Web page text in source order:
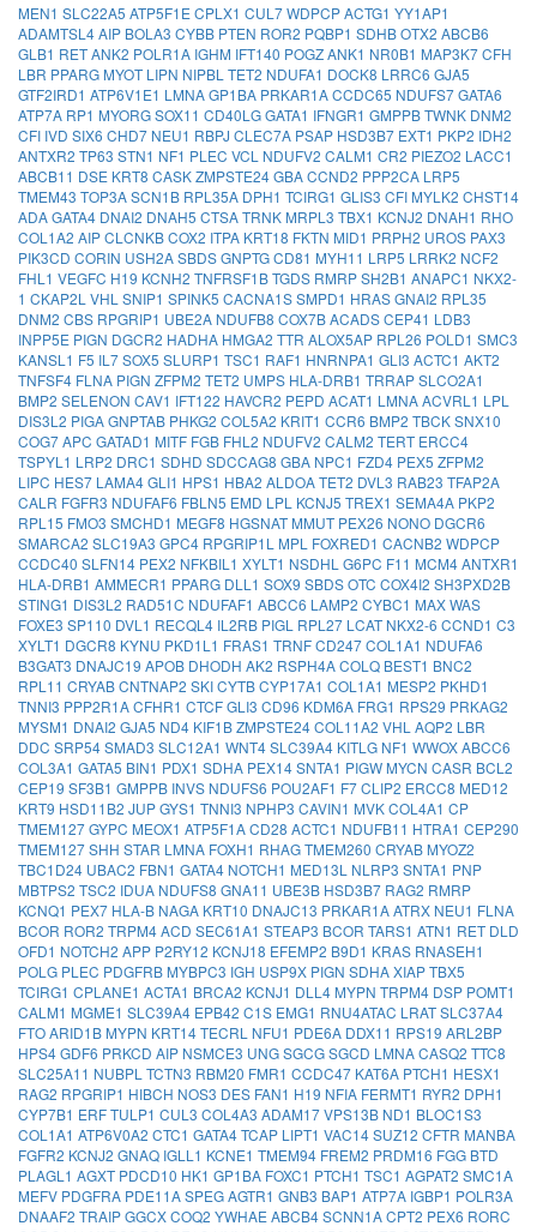
MEN1 SLC22A5 ATP5F1E CPLX1 CUL7WDPCPACTG1 YY1AP1
ADAMTSL4AIP BOLA3 CYBB PTEN ROR2 PQBP1 SDHBOTX2 ABCB6
GLB1 RETANK2 POLR1A IGHM IFT140 POGZANK1 NR0B1 MAP3K7CFH
LBR PPARG MYOT LIPN NIPBL TET2 NDUFA1 DOCK8 LRRC6 GJA5
GTF2IRD1 ATP6V1E1 LMNAGP1BA PRKAR1ACCDC65 NDUFS7GATA6
ATP7A RP1 MYORGSOX11 CD40LGGATA1 IFNGR1 GMPPBTWNK DNM2
CFI IVD SIX6 CHD7 NEU1 RBPJ CLEC7A PSAP HSD3B7 EXT1 PKP2 IDH2
ANTXR2 TP63 STN1 NF1 PLEC VCL NDUFV2 CALM1 CR2 PIEZO2 LACC1
ABCB11 DSE KRT8 CASKZMPSTE24GBACCND2 PPP2CA LRP5
TMEM43 TOP3ASCN1B RPL35A DPH1 TCIRG1 GLIS3 CFI MYLK2 CHST14
ADAGATA4 DNAI2 DNAH5 CTSATRNK MRPL3 TBX1 KCNJ2 DNAH1 RHO
COL1A2 AIPCLCNKBCOX2 ITPA KRT18 FKTN MID1 PRPH2 UROS PAX3
PIK3CD CORIN USH2ASBDSGNPTGCD81 MYH11 LRP5 LRRK2 NCF2
FHL1 VEGFC H19 KCNH2 TNFRSF1BTGDS RMRPSH2B1 ANAPC1 NKX2-
1 CKAP2L VHL SNIP1 SPINK5 CACNA1SSMPD1 HRASGNAI2 RPL35
DNM2 CBS RPGRIP1 UBE2A NDUFB8 COX7BACADSCEP41 LDB3
INPP5E PIGN DGCR2 HADHA HMGA2 TTR ALOX5AP RPL26 POLD1 SMC3
KANSL1 F5 IL7SOX5 SLURP1 TSC1 RAF1 HNRNPA1 GLI3 ACTC1 AKT2
TNFSF4 FLNA PIGN ZFPM2 TET2 UMPS HLA-DRB1 TRRAPSLCO2A1
BMP2 SELENON CAV1 IFT122 HAVCR2 PEPD ACAT1 LMNAACVRL1 LPL
DIS3L2 PIGAGNPTAB PHKG2 COL5A2 KRIT1 CCR6 BMP2 TBCKSNX10
COG7APC GATAD1 MITF FGB FHL2 NDUFV2 CALM2 TERT ERCC4
TSPYL1 LRP2 DRC1 SDHD SDCCAG8 GBA NPC1 FZD4 PEX5 ZFPM2
LIPC HES7 LAMA4GLI1 HPS1 HBA2 ALDOATET2 DVL3 RAB23 TFAP2A
CALR FGFR3 NDUFAF6 FBLN5 EMD LPL KCNJ5 TREX1 SEMA4A PKP2
RPL15 FMO3 SMCHD1 MEGF8 HGSNAT MMUT PEX26 NONO DGCR6
SMARCA2 SLC19A3 GPC4 RPGRIP1L MPL FOXRED1 CACNB2 WDPCP
CCDC40 SLFN14 PEX2 NFKBIL1 XYLT1 NSDHL G6PC F11 MCM4ANTXR1
HLA-DRB1 AMMECR1 PPARG DLL1 SOX9 SBDSOTC COX4I2 SH3PXD2B
STING1 DIS3L2 RAD51C NDUFAF1 ABCC6 LAMP2 CYBC1 MAXWAS
FOXE3 SP110 DVL1 RECQL4 IL2RB PIGL RPL27 LCAT NKX2-6 CCND1 C3
XYLT1 DGCR8 KYNU PKD1L1 FRAS1 TRNFCD247COL1A1 NDUFA6
B3GAT3 DNAJC19 APOB DHODH AK2 RSPH4ACOLQ BEST1 BNC2
RPL11 CRYABCNTNAP2 SKICYTBCYP17A1 COL1A1 MESP2 PKHD1
TNNI3 PPP2R1ACFHR1 CTCFGLI3 CD96 KDM6A FRG1 RPS29 PRKAG2
MYSM1 DNAI2 GJA5 ND4 KIF1BZMPSTE24COL11A2 VHL AQP2 LBR
DDC SRP54SMAD3 SLC12A1 WNT4SLC39A4 KITLG NF1 WWOXABCC6
COL3A1 GATA5 BIN1 PDX1 SDHA PEX14SNTA1 PIGW MYCN CASR BCL2
CEP19 SF3B1 GMPPB INVS NDUFS6 POU2AF1 F7CLIP2 ERCC8 MED12
KRT9 HSD11B2 JUPGYS1 TNNI3 NPHP3 CAVIN1 MVKCOL4A1 CP
TMEM127GYPC MEOX1 ATP5F1ACD28 ACTC1 NDUFB11 HTRA1 CEP290
TMEM127SHH STAR LMNA FOXH1 RHAGTMEM260 CRYAB MYOZ2
TBC1D24 UBAC2 FBN1 GATA4 NOTCH1 MED13L NLRP3 SNTA1 PNP
MBTPS2 TSC2 IDUA NDUFS8 GNA11 UBE3B HSD3B7 RAG2 RMRP
KCNQ1 PEX7 HLA-B NAGA KRT10 DNAJC13 PRKAR1AATRX NEU1 FLNA
BCOR ROR2 TRPM4ACD SEC61A1 STEAP3 BCOR TARS1 ATN1 RET DLD
OFD1 NOTCH2 APP P2RY12 KCNJ18 EFEMP2 B9D1 KRAS RNASEH1
POLG PLEC PDGFRB MYBPC3 IGH USP9X PIGN SDHAXIAPTBX5
TCIRG1 CPLANE1 ACTA1 BRCA2 KCNJ1 DLL4 MYPN TRPM4 DSP POMT1
CALM1 MGME1 SLC39A4 EPB42 C1S EMG1 RNU4ATAC LRATSLC37A4
FTOARID1B MYPN KRT14TECRL NFU1 PDE6A DDX11 RPS19 ARL2BP
HPS4GDF6 PRKCD AIP NSMCE3 UNGSGCGSGCD LMNACASQ2 TTC8
SLC25A11 NUBPL TCTN3 RBM20 FMR1 CCDC47 KAT6A PTCH1 HESX1
RAG2 RPGRIP1 HIBCH NOS3 DES FAN1 H19 NFIA FERMT1 RYR2 DPH1
CYP7B1 ERFTULP1 CUL3 COL4A3 ADAM17VPS13B ND1 BLOC1S3
COL1A1 ATP6V0A2 CTC1 GATA4TCAP LIPT1 VAC14SUZ12 CFTR MANBA
FGFR2 KCNJ2 GNAQ IGLL1 KCNE1 TMEM94 FREM2 PRDM16 FGG BTD
PLAGL1 AGXT PDCD10 HK1 GP1BA FOXC1 PTCH1 TSC1 AGPAT2 SMC1A
MEFV PDGFRA PDE11ASPEGAGTR1 GNB3 BAP1 ATP7A IGBP1 POLR3A
DNAAF2 TRAIPGGCXCOQ2 YWHAE ABCB4SCNN1ACPT2 PEX6 RORC